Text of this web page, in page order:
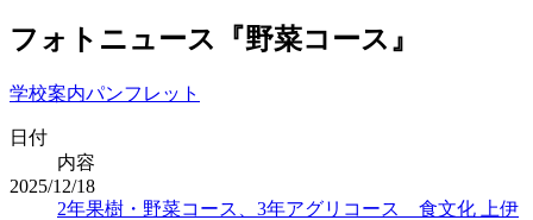
フォトニュース『野菜コース』
学校案内パンフレット
日付
内容
2025/12/18
2年果樹・野菜コース、3年アグリコース 食文化 上伊